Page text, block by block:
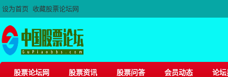
设为首页 收藏股票论坛网
股票论坛网 股票资讯 股票问答 会员动态 论坛